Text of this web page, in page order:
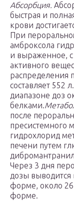
Абсорбция.
быстрая и
крови
При
амброксола
и выраженное,
активного
распределения
составляет 552
диапазоне доз
белками.
после
пресистемного
гидрохлорид
печени путем
Через 3 дня
дозы
форме, около
форме.